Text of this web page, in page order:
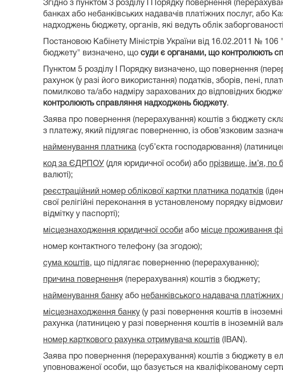
Згідно з пунктом 3 розділу I Порядку повернення
банках або небанківських надавачів платіжних послуг, або
надходжень бюджету, органів, які ведуть облік
Постановою Кабінету Міністрів України від 16.02.2011 № 106
бюджету" визначено, що суди є органами, що контролюють
Пунктом 5 розділу I Порядку визначено, що повернення
рахунок (у разі його використання) податків, зборів, пені,
помилково та/або надміру зарахованих до відповідних
контролюють справляння надходжень бюджету.
Заява про повернення (перерахування) коштів з бюджету
з платежу, який підлягає поверненню, із обов’язковим
найменування платника (суб’єкта господарювання)
код за ЄДРПОУ (для юридичної особи) або прізвище, ім’я, по
валюті);
реєстраційний номер облікової картки платника податків
свої релігійні переконання в установленому порядку
відмітку у паспорті);
місцезнаходження юридичної особи або місце проживання
номер контактного телефону (за згодою);
сума коштів, що підлягає поверненню (перерахуванню);
причина повернення (перерахування) коштів з бюджету;
найменування банку або небанківського надавача платіжних
місцезнаходження банку (у разі повернення коштів в
рахунка (латиницею у разі повернення коштів в іноземній
номер карткового рахунка отримувача коштів (IBAN).
Заява про повернення (перерахування) коштів з бюджету в
уповноваженої особи, що базується на кваліфікованому